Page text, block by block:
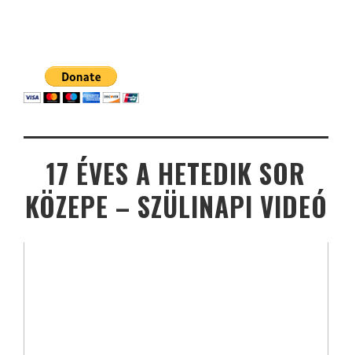
17 ÉVES A HETEDIK SOR
KÖZEPE – SZÜLINAPI VIDEÓ